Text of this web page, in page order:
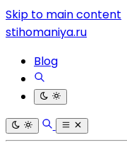
Skip to main content
stihomaniya.ru
Blog